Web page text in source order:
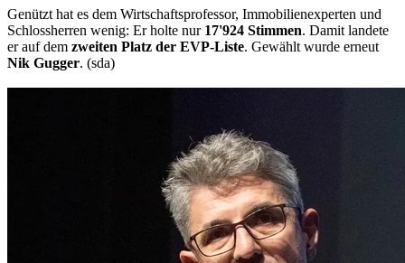
Genützt hat es dem Wirtschaftsprofessor, Immobilienexperten und
Schlossherren wenig: Er holte nur 17'924 Stimmen. Damit landete
er auf dem zweiten Platz der EVP-Liste. Gewählt wurde erneut
Nik Gugger. (sda)